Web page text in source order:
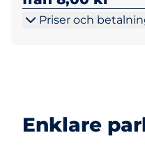
Priser och
Enklare